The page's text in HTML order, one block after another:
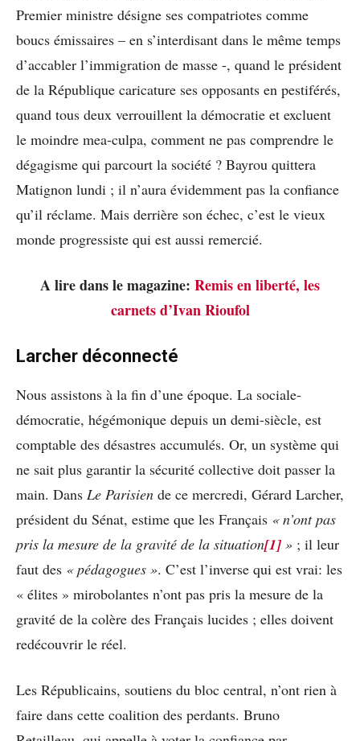
Premier ministre désigne ses compatriotes comme
boucs émissaires – en s’interdisant dans le même temps
d’accabler l’immigration de masse -, quand le président
de la République caricature ses opposants en pestiférés,
quand tous deux verrouillent la démocratie et excluent
le moindre mea-culpa, comment ne pas comprendre le
dégagisme qui parcourt la société ? Bayrou quittera
Matignon lundi ; il n’aura évidemment pas la confiance
qu’il réclame. Mais derrière son échec, c’est le vieux
monde progressiste qui est aussi remercié.
A lire dans le magazine: Remis en liberté, les
carnets d’Ivan Rioufol
Larcher déconnecté
Nous assistons à la fin d’une époque. La sociale-
démocratie, hégémonique depuis un demi-siècle, est
comptable des désastres accumulés. Or, un système qui
ne sait plus garantir la sécurité collective doit passer la
main. Dans Le Parisien de ce mercredi, Gérard Larcher,
président du Sénat, estime que les Français « n’ont pas
pris la mesure de la gravité de la situation[1] » ; il leur
faut des « pédagogues ». C’est l’inverse qui est vrai: les
« élites » mirobolantes n’ont pas pris la mesure de la
gravité de la colère des Français lucides ; elles doivent
redécouvrir le réel.
Les Républicains, soutiens du bloc central, n’ont rien à
faire dans cette coalition des perdants. Bruno